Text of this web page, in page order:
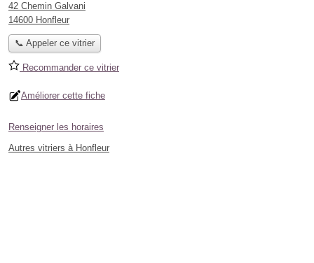
42 Chemin Galvani
14600 Honfleur
📞 Appeler ce vitrier
Recommander ce vitrier
Améliorer cette fiche
Renseigner les horaires
Autres vitriers à Honfleur